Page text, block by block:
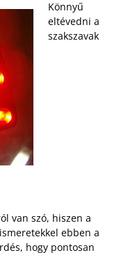
Könnyű
eltévedni a
szakszavak
van szó, hiszen a
ebben a
hogy pontosan